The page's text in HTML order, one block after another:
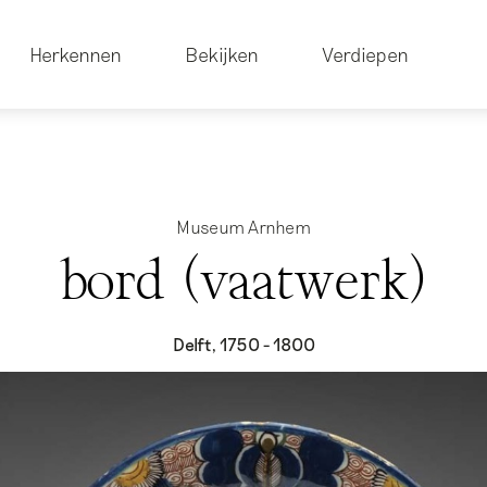
Herkennen Bekijken Verdiepen
Museum Arnhem
bord (vaatwerk)
Delft, 1750 - 1800